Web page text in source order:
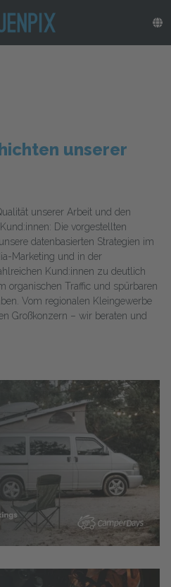
unserer
unserer Arbeit und den
Die vorgestellten
datenbasierten Strategien im
Marketing und in der
Kund:innen zu deutlich
organischen Traffic und spürbaren
Vom regionalen Kleingewerbe
Großkonzern – wir beraten und